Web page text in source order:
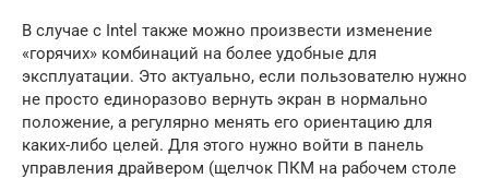
В случае с Intel также можно произвести изменение
«горячих» комбинаций на более удобные для
эксплуатации. Это актуально, если пользователю нужно
не просто единоразово вернуть экран в нормально
положение, а регулярно менять его ориентацию для
каких-либо целей. Для этого нужно войти в панель
управления драйвером (щелчок ПКМ на рабочем столе